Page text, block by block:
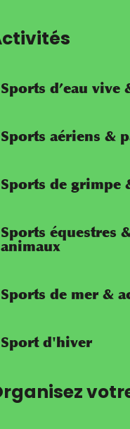
Sports d’eau vive
Sports aériens &
Sports de grimpe
Sports équestres
animaux
Sports de mer &
Sport d'hiver
séjour ?